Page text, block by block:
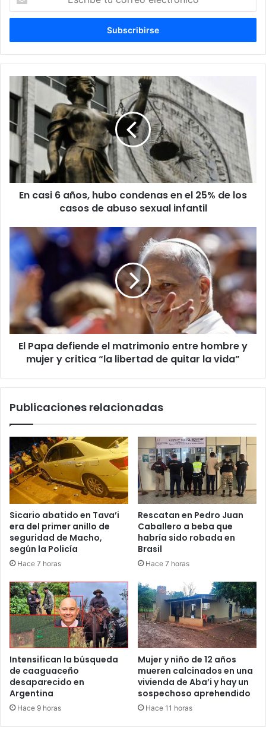
c
i
b
u
o
r
o
t
o
En casi 6 años, hubo condenas en el 25% de los
casos de abuso sexual infantil
El Papa defiende el matrimonio entre hombre y
mujer y critica “la libertad de quitar la vida”
Publicaciones relacionadas
Sicario abatido en Tava’i
era del primer anillo de
seguridad de Macho,
según la Policía
Hace 7 horas
Rescatan en Pedro Juan
Caballero a beba que
habría sido robada en
Brasil
Hace 7 horas
Intensifican la búsqueda
de caaguaceño
desaparecido en
Argentina
Hace 9 horas
Mujer y niño de 12 años
mueren calcinados en una
vivienda de Aba’i y hay un
sospechoso aprehendido
Hace 11 horas